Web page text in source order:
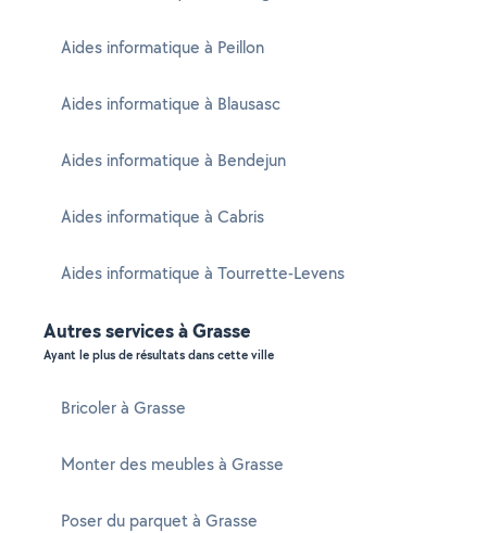
Aides informatique à Peillon
Aides informatique à Blausasc
Aides informatique à Bendejun
Aides informatique à Cabris
Aides informatique à Tourrette-Levens
Autres services à Grasse
Ayant le plus de résultats dans cette ville
Bricoler à Grasse
Monter des meubles à Grasse
Poser du parquet à Grasse